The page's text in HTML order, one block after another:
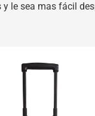
y le sea mas fácil